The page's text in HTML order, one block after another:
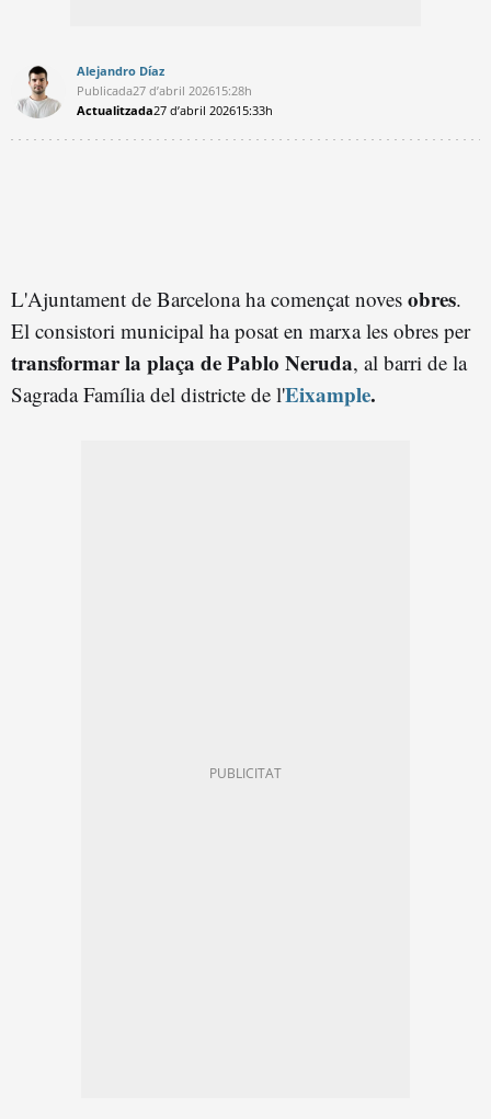
Alejandro Díaz
Publicada27 d’abril 202615:28h
Actualitzada27 d’abril 202615:33h
L'Ajuntament de Barcelona ha començat noves obres.
El consistori municipal ha posat en marxa les obres per
transformar la plaça de Pablo Neruda, al barri de la
Sagrada Família del districte de l'Eixample.